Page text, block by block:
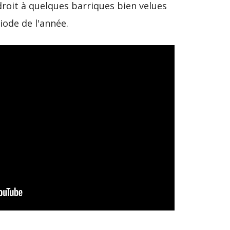
à quelques barriques bien velues
de l'année.